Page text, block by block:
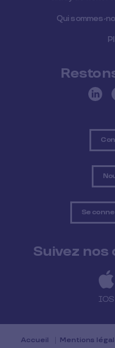
Qui sommes-
Se
Suivez nos
IOS
Accueil Mentions